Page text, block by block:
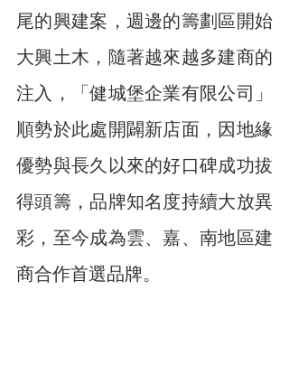
尾的興建案，週邊的籌劃區開始
大興土木，隨著越來越多建商的
注入，「健城堡企業有限公司」
順勢於此處開闢新店面，因地緣
優勢與長久以來的好口碑成功拔
得頭籌，品牌知名度持續大放異
彩，至今成為雲、嘉、南地區建
商合作首選品牌。